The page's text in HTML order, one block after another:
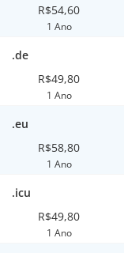
R$54,60
1 Ano
.de
R$49,80
1 Ano
.eu
R$58,80
1 Ano
.icu
R$49,80
1 Ano